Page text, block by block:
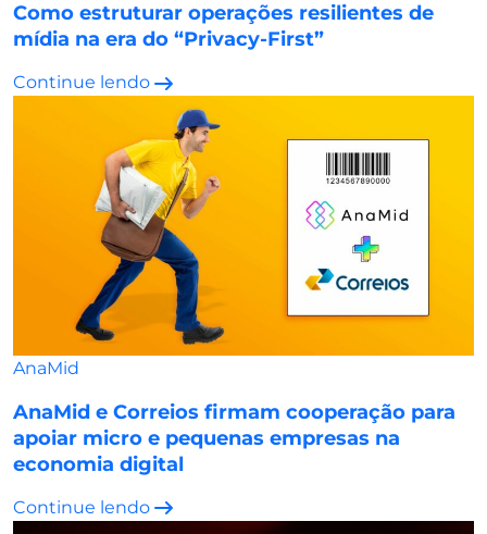
Como estruturar operações resilientes de
mídia na era do “Privacy-First”
Continue lendo
AnaMid
AnaMid e Correios firmam cooperação para
apoiar micro e pequenas empresas na
economia digital
Continue lendo